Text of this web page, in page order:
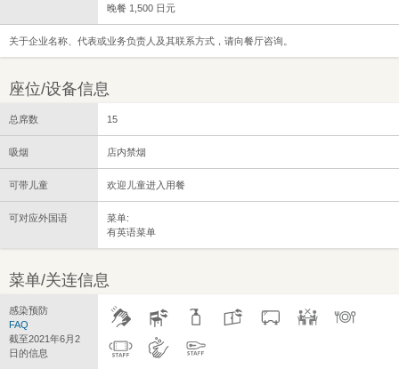
晚餐 1,500 日元
关于企业名称、代表或业务负责人及其联系方式，请向餐厅咨询。
座位/设备信息
总席数 15
吸烟 店内禁烟
可带儿童 欢迎儿童进入用餐
可对应外国语
菜单:
有英语菜单
菜单/关连信息
感染预防
FAQ
截至2021年6月2
日的信息